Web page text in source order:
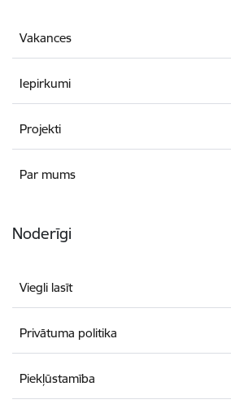
Vakances
Iepirkumi
Projekti
Par mums
Noderīgi
Viegli lasīt
Privātuma politika
Piekļūstamība